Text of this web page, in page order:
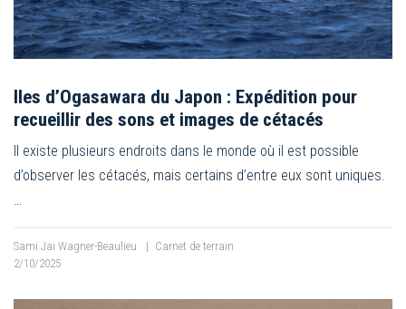
Iles d’Ogasawara du Japon : Expédition pour
recueillir des sons et images de cétacés
Il existe plusieurs endroits dans le monde où il est possible
d’observer les cétacés, mais certains d’entre eux sont uniques.
Sami Jai Wagner-Beaulieu | Carnet de terrain
2/10/2025